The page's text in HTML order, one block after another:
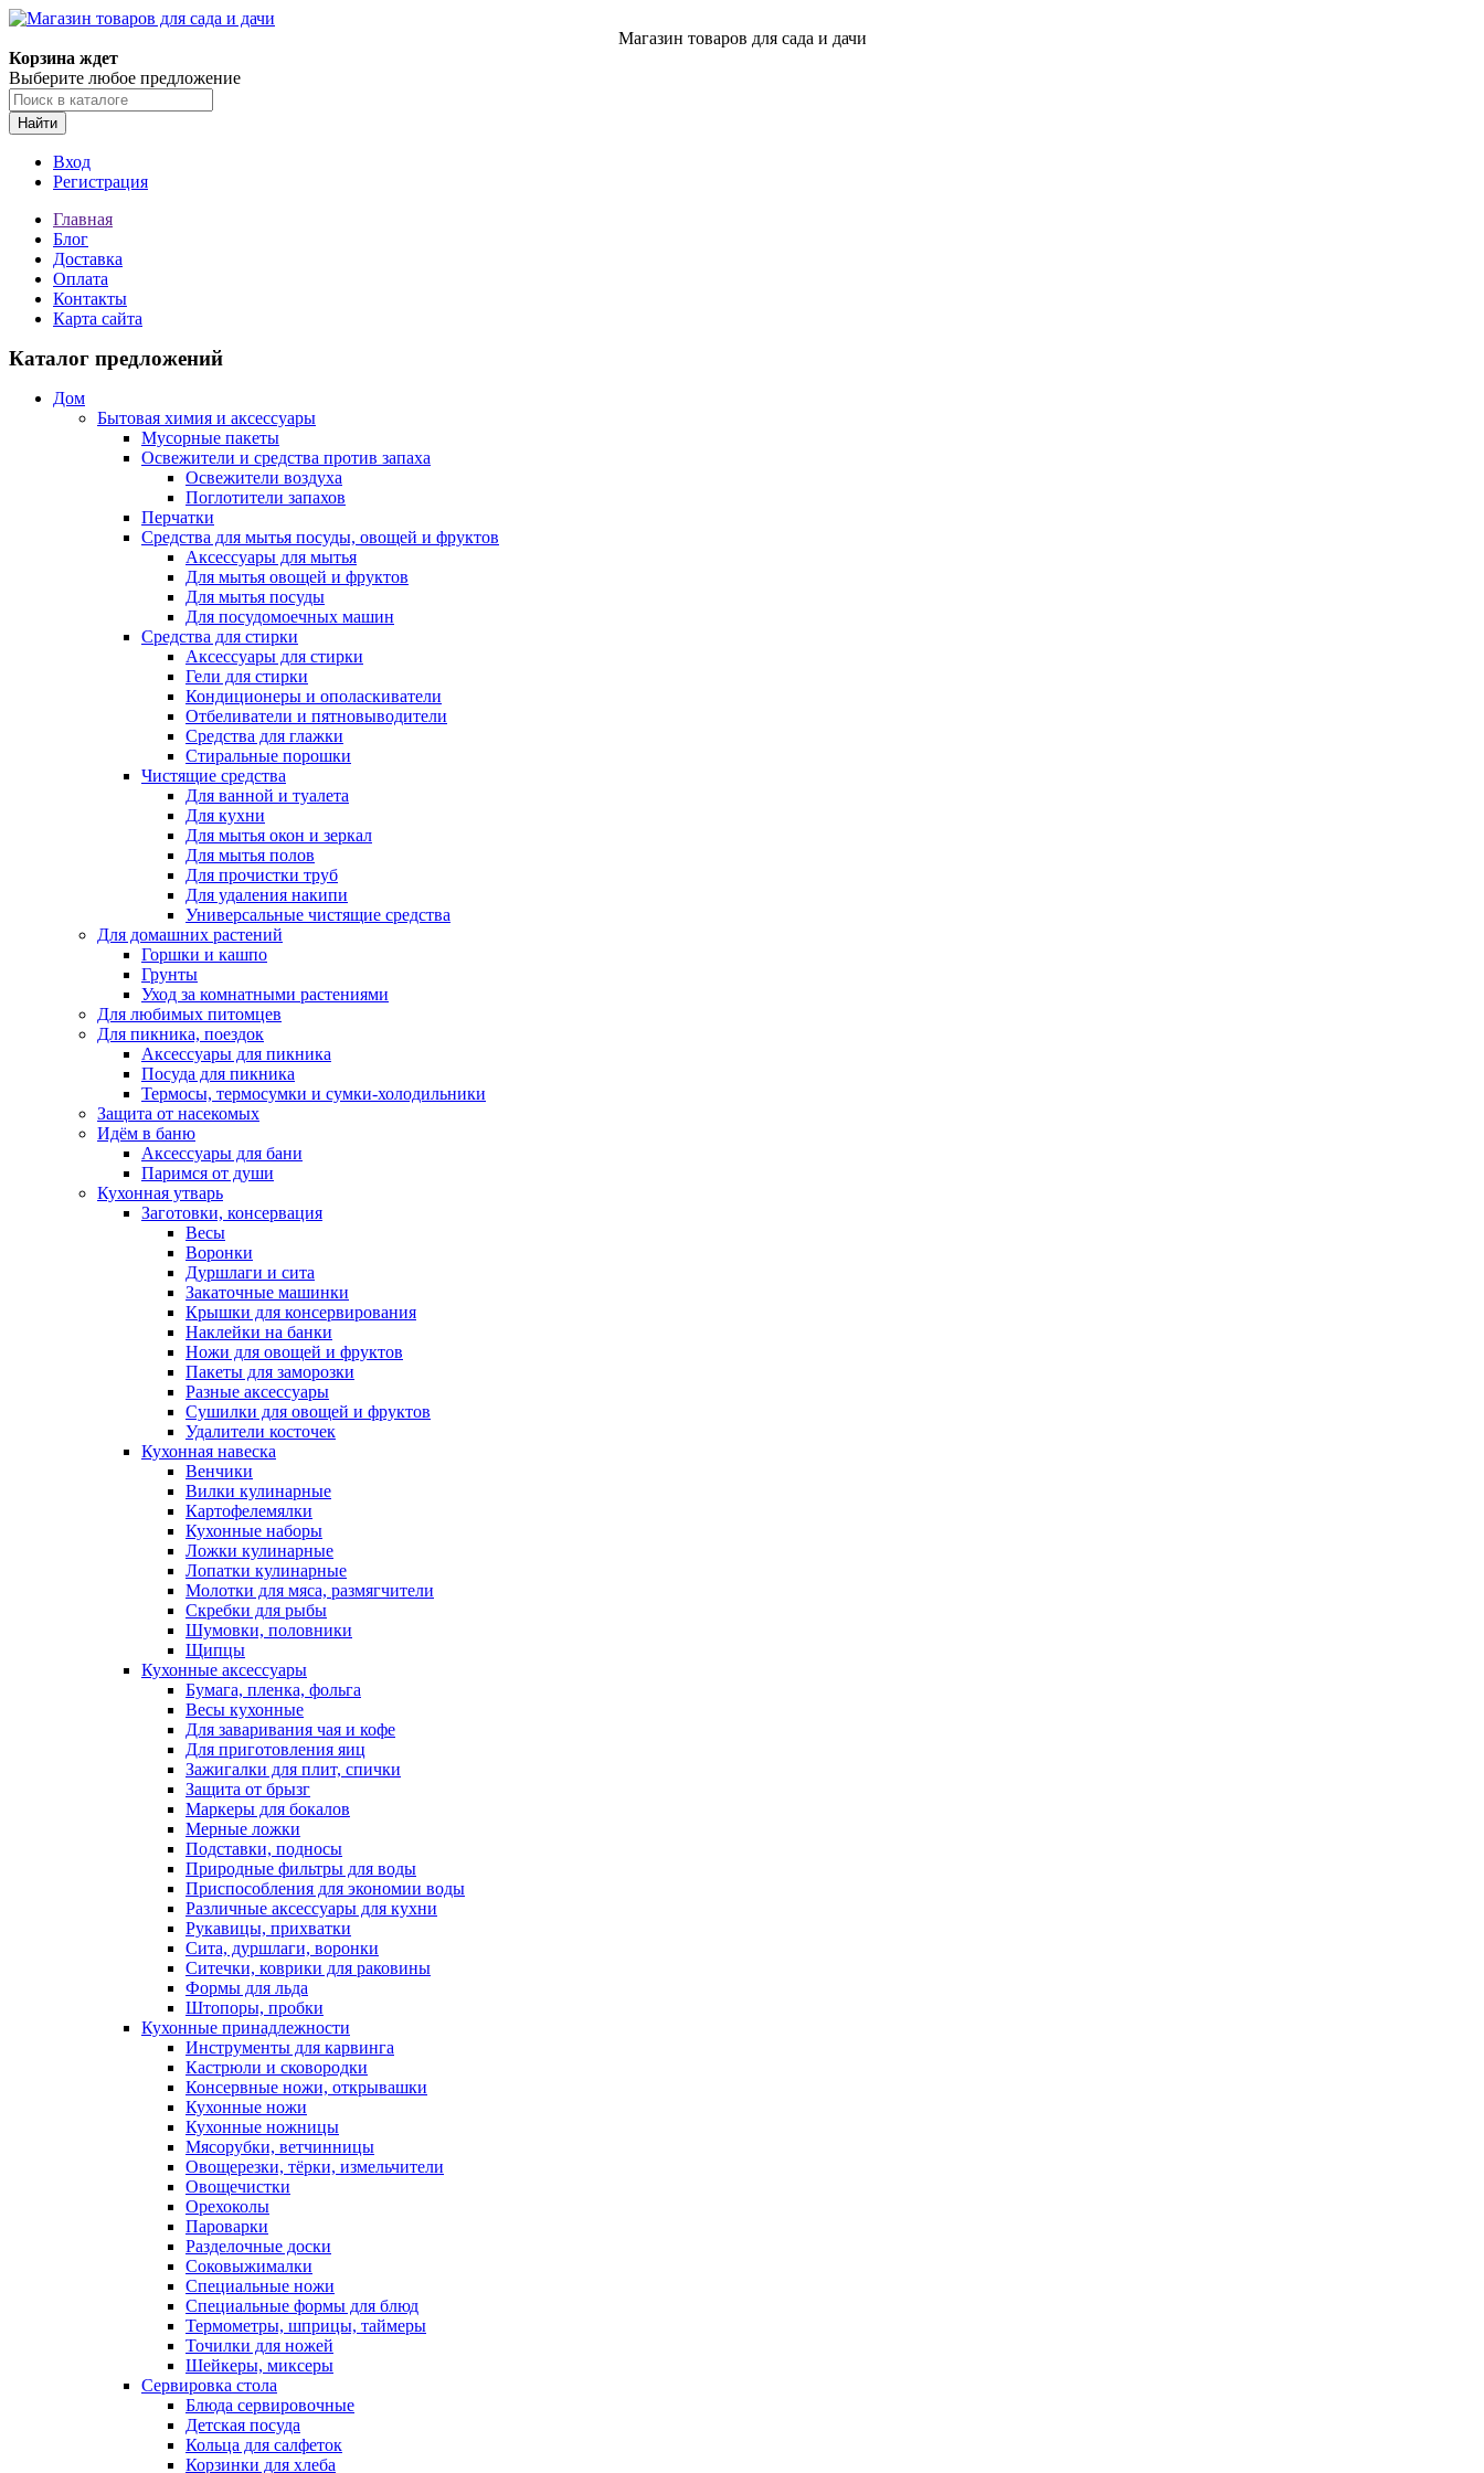
Магазин товаров для сада и дачи
Корзина ждет
Выберите любое предложение
Найти
Вход
Регистрация
Главная
Блог
Доставка
Оплата
Контакты
Карта сайта
Каталог предложений
Дом
Бытовая химия и аксессуары
Мусорные пакеты
Освежители и средства против запаха
Освежители воздуха
Поглотители запахов
Перчатки
Средства для мытья посуды, овощей и фруктов
Аксессуары для мытья
Для мытья овощей и фруктов
Для мытья посуды
Для посудомоечных машин
Средства для стирки
Аксессуары для стирки
Гели для стирки
Кондиционеры и ополаскиватели
Отбеливатели и пятновыводители
Средства для глажки
Стиральные порошки
Чистящие средства
Для ванной и туалета
Для кухни
Для мытья окон и зеркал
Для мытья полов
Для прочистки труб
Для удаления накипи
Универсальные чистящие средства
Для домашних растений
Горшки и кашпо
Грунты
Уход за комнатными растениями
Для любимых питомцев
Для пикника, поездок
Аксессуары для пикника
Посуда для пикника
Термосы, термосумки и сумки-холодильники
Защита от насекомых
Идём в баню
Аксессуары для бани
Паримся от души
Кухонная утварь
Заготовки, консервация
Весы
Воронки
Дуршлаги и сита
Закаточные машинки
Крышки для консервирования
Наклейки на банки
Ножи для овощей и фруктов
Пакеты для заморозки
Разные аксессуары
Сушилки для овощей и фруктов
Удалители косточек
Кухонная навеска
Венчики
Вилки кулинарные
Картофелемялки
Кухонные наборы
Ложки кулинарные
Лопатки кулинарные
Молотки для мяса, размягчители
Скребки для рыбы
Шумовки, половники
Щипцы
Кухонные аксессуары
Бумага, пленка, фольга
Весы кухонные
Для заваривания чая и кофе
Для приготовления яиц
Зажигалки для плит, спички
Защита от брызг
Маркеры для бокалов
Мерные ложки
Подставки, подносы
Природные фильтры для воды
Приспособления для экономии воды
Различные аксессуары для кухни
Рукавицы, прихватки
Сита, дуршлаги, воронки
Ситечки, коврики для раковины
Формы для льда
Штопоры, пробки
Кухонные принадлежности
Инструменты для карвинга
Кастрюли и сковородки
Консервные ножи, открывашки
Кухонные ножи
Кухонные ножницы
Мясорубки, ветчинницы
Овощерезки, тёрки, измельчители
Овощечистки
Орехоколы
Пароварки
Разделочные доски
Соковыжималки
Специальные ножи
Специальные формы для блюд
Термометры, шприцы, таймеры
Точилки для ножей
Шейкеры, миксеры
Сервировка стола
Блюда сервировочные
Детская посуда
Кольца для салфеток
Корзинки для хлеба